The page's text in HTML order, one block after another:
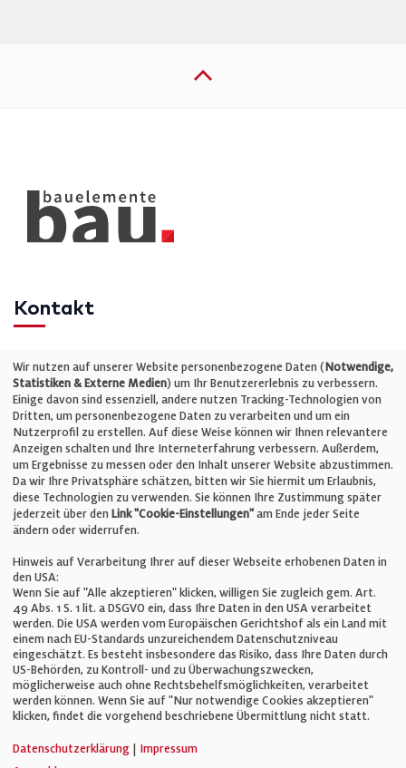
Kontakt
Telefon: +49 (0)711 2585563-0
E-Mail:info@bauelemente-bau.eu
Unternehmen
Impressum
Cookie-Einstellungen
AGB
© Verlag für Fachpublizistik GmbH
Wir nutzen auf unserer Website personenbezogene Daten (Notwendige,
Statistiken & Externe Medien) um Ihr Benutzererlebnis zu verbessern.
Einige davon sind essenziell, andere nutzen Tracking-Technologien von
Dritten, um personenbezogene Daten zu verarbeiten und um ein
Nutzerprofil zu erstellen. Auf diese Weise können wir Ihnen relevantere
Anzeigen schalten und Ihre Interneterfahrung verbessern. Außerdem,
um Ergebnisse zu messen oder den Inhalt unserer Website abzustimmen.
Da wir Ihre Privatsphäre schätzen, bitten wir Sie hiermit um Erlaubnis,
diese Technologien zu verwenden. Sie können Ihre Zustimmung später
jederzeit über den Link "Cookie-Einstellungen" am Ende jeder Seite
ändern oder widerrufen.
Hinweis auf Verarbeitung Ihrer auf dieser Webseite erhobenen Daten in
den USA:
Wenn Sie auf "Alle akzeptieren" klicken, willigen Sie zugleich gem. Art.
49 Abs. 1 S. 1 lit. a DSGVO ein, dass Ihre Daten in den USA verarbeitet
werden. Die USA werden vom Europäischen Gerichtshof als ein Land mit
einem nach EU-Standards unzureichendem Datenschutzniveau
eingeschätzt. Es besteht insbesondere das Risiko, dass Ihre Daten durch
US-Behörden, zu Kontroll- und zu Überwachungszwecken,
möglicherweise auch ohne Rechtsbehelfsmöglichkeiten, verarbeitet
werden können. Wenn Sie auf "Nur notwendige Cookies akzeptieren"
klicken, findet die vorgehend beschriebene Übermittlung nicht statt.
Datenschutzerklärung
Impressum